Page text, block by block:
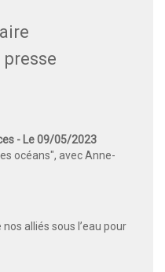
presse
- Le 09/05/2023
océans", avec Anne-
alliés sous l’eau pour